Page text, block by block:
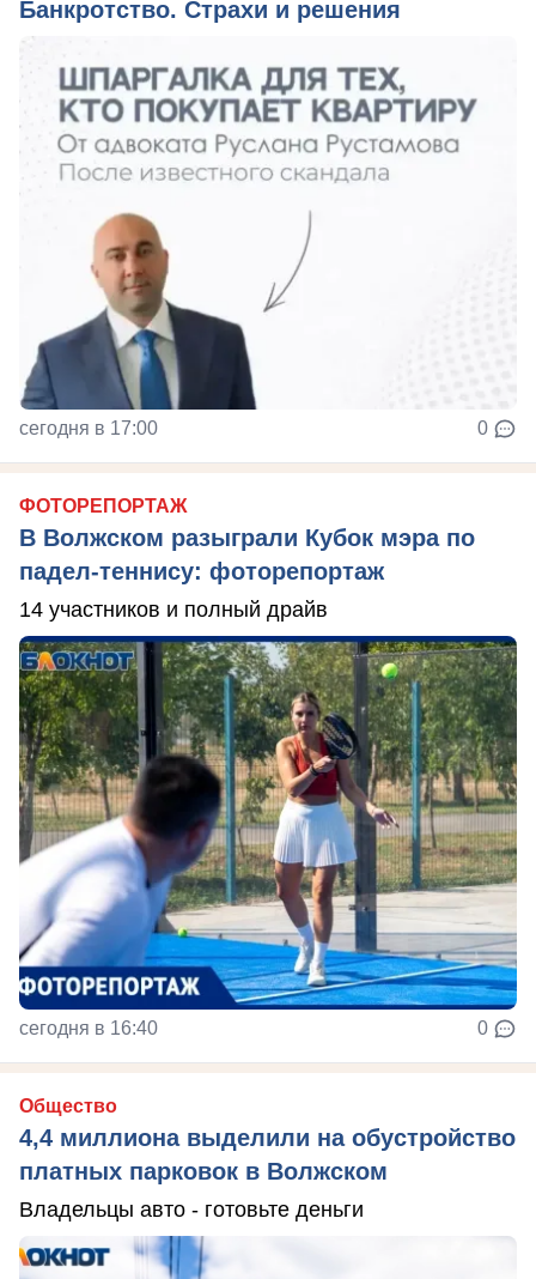
Банкротство. Страхи и решения
сегодня в 17:00 0
ФОТОРЕПОРТАЖ
В Волжском разыграли Кубок мэра по
падел-теннису: фоторепортаж
14 участников и полный драйв
сегодня в 16:40 0
Общество
4,4 миллиона выделили на обустройство
платных парковок в Волжском
Владельцы авто - готовьте деньги